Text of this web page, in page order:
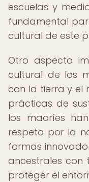
escuelas y
fundamental
cultural de este
Otro aspecto
cultural de los
con la tierra y el
prácticas de
los maoríes
respeto por la
formas
ancestrales con
proteger el